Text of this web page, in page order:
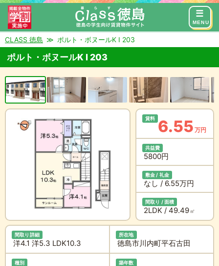
MENU
来店予約 お問い合わせ
CLASS 徳島 ポルト・ボヌールK I 203
ポルト・ボヌールK I 203
賃料 6.55 万円
共益費
5800円
敷金 / 礼金
なし / 6.55万円
間取り / 面積
2LDK / 49.49㎡
間取り詳細
洋4.1 洋5.3 LDK10.3
所在地
徳島市川内町平石古田
種別 築年数